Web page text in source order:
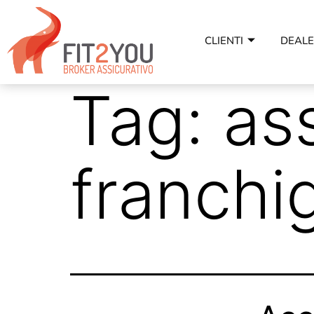
CLIENTI
Tag: